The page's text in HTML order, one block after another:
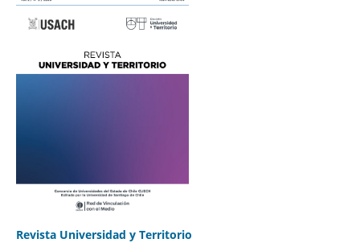
Revista Universidad y Territorio